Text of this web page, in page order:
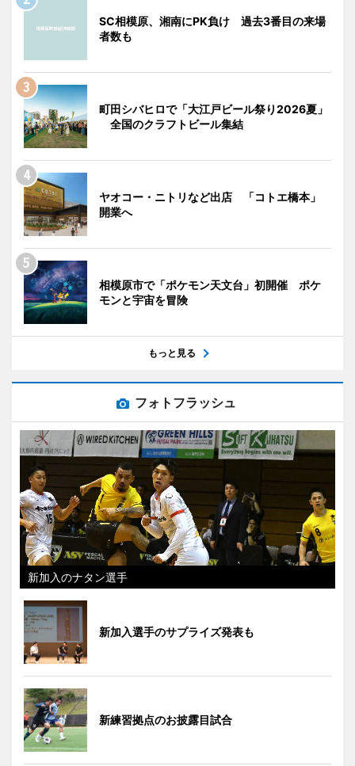
SC相模原、湘南にPK負け 過去3番目の来場
者数も
町田シバヒロで「大江戸ビール祭り2026夏」
全国のクラフトビール集結
ヤオコー・ニトリなど出店 「コトエ橋本」
開業へ
相模原市で「ポケモン天文台」初開催 ポケ
モンと宇宙を冒険
もっと見る
フォトフラッシュ
新加入のナタン選手
新加入選手のサプライズ発表も
新練習拠点のお披露目試合